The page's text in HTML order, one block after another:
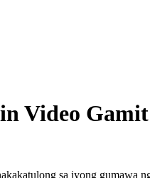
Video
sa iyong